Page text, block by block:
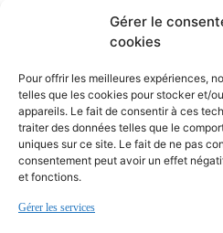
Gérer le
cookies
Pour offrir les meilleures expériences,
telles que les cookies pour stocker et/
appareils. Le fait de consentir à ces
traiter des données telles que le
uniques sur ce site. Le fait de ne pas
consentement peut avoir un effet
et fonctions.
Gérer les services
Déclaration de
PLAN